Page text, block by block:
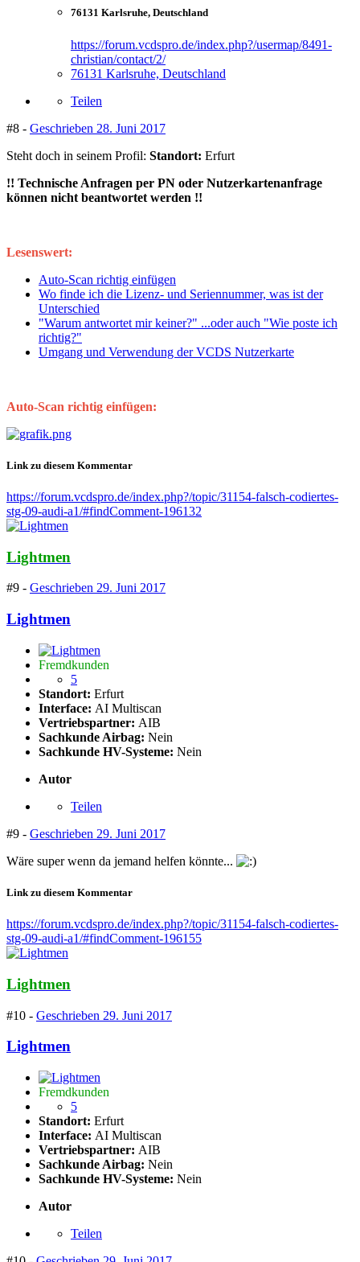
76131 Karlsruhe, Deutschland
https://forum.vcdspro.de/index.php?/usermap/8491-
christian/contact/2/
76131 Karlsruhe, Deutschland
Teilen
#8 - Geschrieben 28. Juni 2017
Steht doch in seinem Profil: Standort: Erfurt
!! Technische Anfragen per PN oder Nutzerkartenanfrage
können nicht beantwortet werden !!
Lesenswert:
Auto-Scan richtig einfügen
Wo finde ich die Lizenz- und Seriennummer, was ist der
Unterschied
"Warum antwortet mir keiner?" ...oder auch "Wie poste ich
richtig?"
Umgang und Verwendung der VCDS Nutzerkarte
Auto-Scan richtig einfügen:
Link zu diesem Kommentar
https://forum.vcdspro.de/index.php?/topic/31154-falsch-codiertes-
stg-09-audi-a1/#findComment-196132
Lightmen
#9 - Geschrieben 29. Juni 2017
Lightmen
Fremdkunden
5
Standort: Erfurt
Interface: AI Multiscan
Vertriebspartner: AIB
Sachkunde Airbag: Nein
Sachkunde HV-Systeme: Nein
Autor
Teilen
#9 - Geschrieben 29. Juni 2017
Wäre super wenn da jemand helfen könnte...
Link zu diesem Kommentar
https://forum.vcdspro.de/index.php?/topic/31154-falsch-codiertes-
stg-09-audi-a1/#findComment-196155
Lightmen
#10 - Geschrieben 29. Juni 2017
Lightmen
Fremdkunden
5
Standort: Erfurt
Interface: AI Multiscan
Vertriebspartner: AIB
Sachkunde Airbag: Nein
Sachkunde HV-Systeme: Nein
Autor
Teilen